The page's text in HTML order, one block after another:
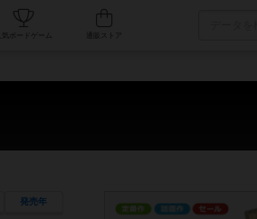
人気ボードゲーム
発売年